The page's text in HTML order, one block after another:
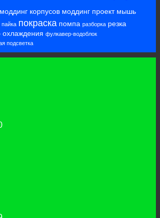
моддинг корпусов моддинг проект мышь
пайка покраска помпа разборка резка
охлаждения фулкавер-водоблок
подсветка